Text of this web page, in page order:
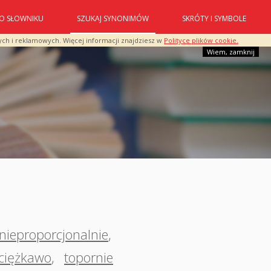
i reklamowych. Więcej informacji znajdziesz w Polityce plików cookie.
Wiem, zamknij
O SŁOWNIKU SZUKAJ SYNONIMÓW SKRÓTY I SYMBOLE
nieproporcjonalnie,
, topornie